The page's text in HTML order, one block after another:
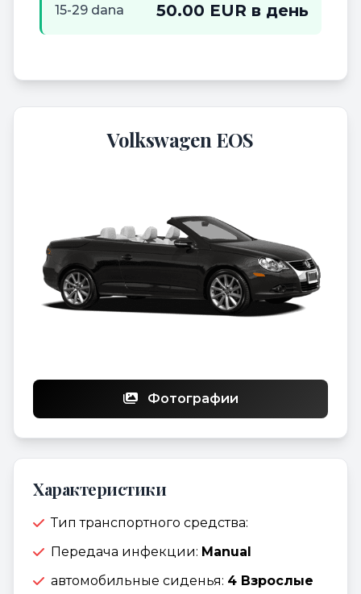
15-29 dana 50.00 EUR в день
Volkswagen EOS
Фотографии
Характеристики
Тип транспортного средства:
Передача инфекции: Manual
автомобильные сиденья: 4 Взрослые